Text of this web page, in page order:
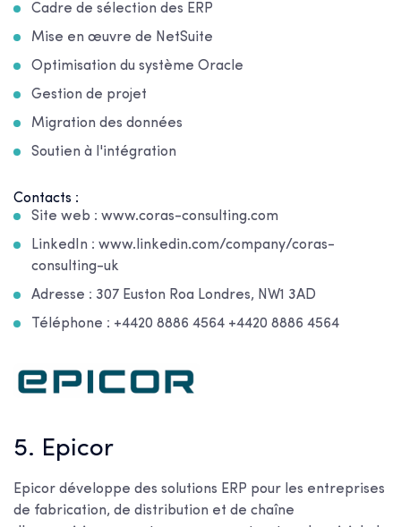
Cadre de sélection des ERP
Mise en œuvre de NetSuite
Optimisation du système Oracle
Gestion de projet
Migration des données
Soutien à l'intégration
Contacts :
Site web : www.coras-consulting.com
LinkedIn : www.linkedin.com/company/coras-
consulting-uk
Adresse : 307 Euston Roa Londres, NW1 3AD
Téléphone : +4420 8886 4564 +4420 8886 4564
5. Epicor
Epicor développe des solutions ERP pour les entreprises
de fabrication, de distribution et de chaîne